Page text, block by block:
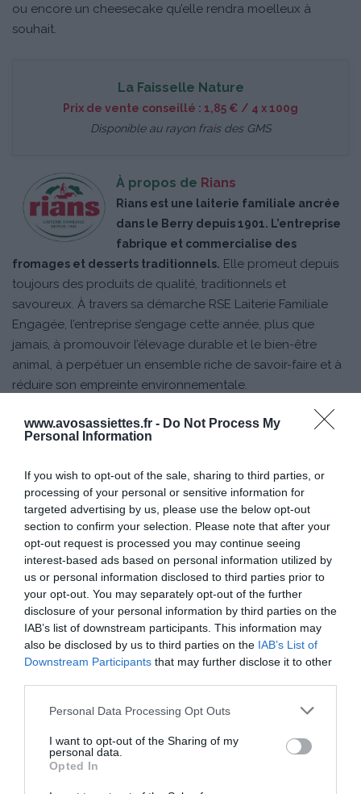
www.avosassiettes.fr - Do Not Process My
Personal Information
If you wish to opt-out of the sale, sharing to third parties, or
processing of your personal or sensitive information for
targeted advertising by us, please use the below opt-out
section to confirm your selection. Please note that after your
opt-out request is processed you may continue seeing
interest-based ads based on personal information utilized by
us or personal information disclosed to third parties prior to
your opt-out. You may separately opt-out of the further
disclosure of your personal information by third parties on the
IAB’s list of downstream participants. This information may
also be disclosed by us to third parties on the IAB’s List of
Downstream Participants that may further disclose it to other
Please note that this website/app uses one or more Google
not limited to your visit or usage behaviour. You may click to
grant or deny consent to Google and its third-party tags to
use your data for below specified purposes in below Google
Personal Data Processing Opt Outs
I want to opt-out of the Sharing of my
personal data.
Opted In
ou encore un cheesecake qu’elle rendra moelleux à
souhait.
La Faisselle Nature
Prix de vente conseillé : 1,85 € / 4 x 100g
Disponible au rayon frais des GMS
À propos de Rians
Rians est une laiterie familiale ancrée
dans le Berry depuis 1901. L’entreprise
fabrique et commercialise des
fromages et desserts traditionnels. Elle promeut depuis
toujours des produits de qualité, traditionnels et
savoureux. À travers sa démarche RSE Laiterie Familiale
Engagée, l’entreprise s’engage cette année, plus que
jamais, à promouvoir l’élevage durable et le bien-être
animal, à perpétuer un ensemble riche de savoir-faire et à
réduire son empreinte environnementale.
www.rians.com
© Laiteries H. Triballat Rians | Crédits Photos : © Hinalys/Laiteries H.